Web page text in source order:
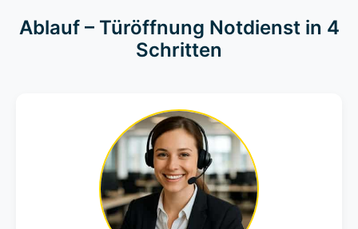
Ablauf – Türöffnung Notdienst in 4
Schritten